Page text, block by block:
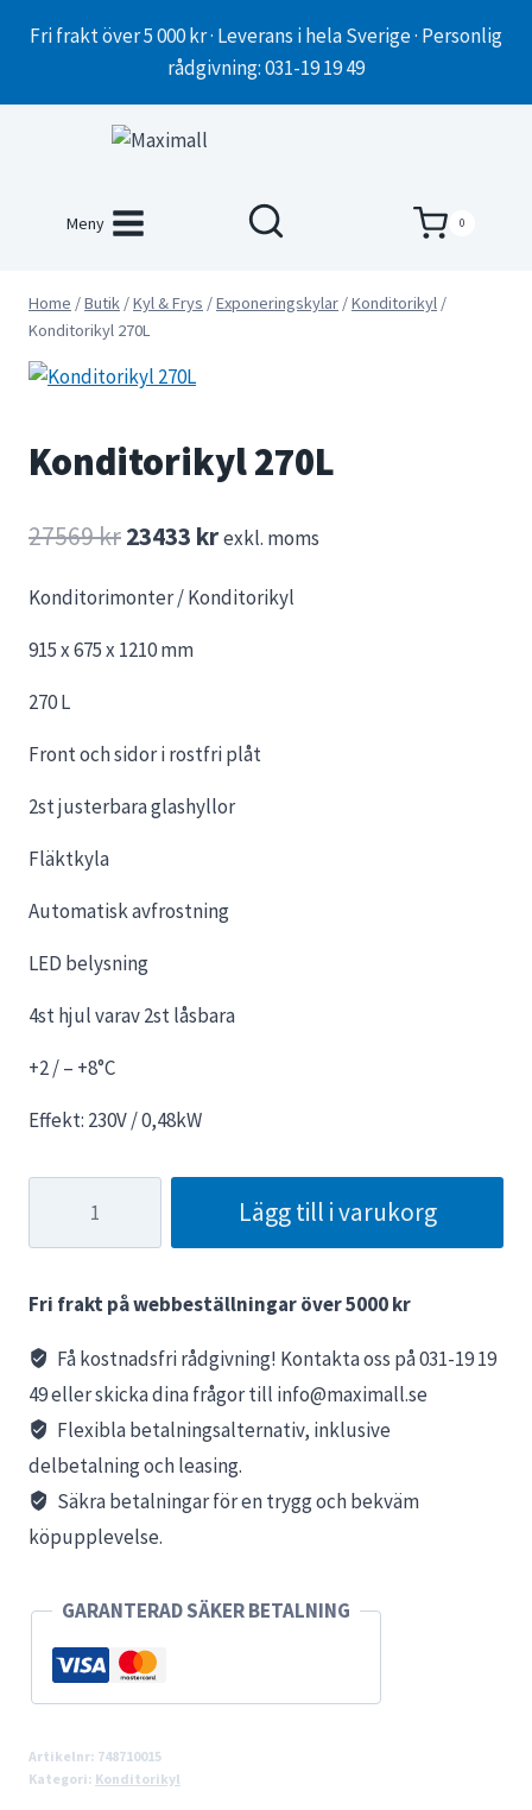
Fri frakt över 5 000 kr · Leverans i hela Sverige · Personlig
rådgivning: 031-19 19 49
Meny 0
Home /Butik /Kyl & Frys /Exponeringskylar /Konditorikyl /
Konditorikyl 270L
Konditorikyl 270L
27569krDet
priset
var:
23433 krDet
priset
exkl. moms
Konditorimonter / Konditorikyl
915 x 675 x 1210 mm
270 L
Front och sidor i rostfri plåt
2st justerbara glashyllor
Fläktkyla
Automatisk avfrostning
LED belysning
4st hjul varav 2st låsbara
+2 / – +8°C
Effekt: 230V / 0,48kW
mängd
Lägg till i varukorg
Fri frakt på webbeställningar över 5000 kr
Få kostnadsfri rådgivning! Kontakta oss på 031-19 19
49 eller skicka dina frågor till info@maximall.se
Flexibla betalningsalternativ, inklusive
delbetalning och leasing.
Säkra betalningar för en trygg och bekväm
köpupplevelse.
GARANTERAD SÄKER BETALNING
Artikelnr: 748710015
Kategori: Konditorikyl